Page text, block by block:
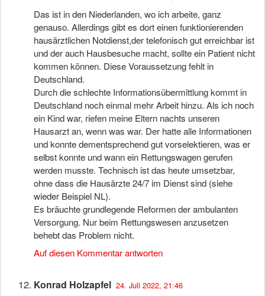
Das ist in den Niederlanden, wo ich arbeite, ganz
genauso. Allerdings gibt es dort einen funktionierenden
hausärztlichen Notdienst,der telefonisch gut erreichbar ist
und der auch Hausbesuche macht, sollte ein Patient nicht
kommen können. Diese Voraussetzung fehlt in
Deutschland.
Durch die schlechte Informationsübermittlung kommt in
Deutschland noch einmal mehr Arbeit hinzu. Als ich noch
ein Kind war, riefen meine Eltern nachts unseren
Hausarzt an, wenn was war. Der hatte alle Informationen
und konnte dementsprechend gut vorselektieren, was er
selbst konnte und wann ein Rettungswagen gerufen
werden musste. Technisch ist das heute umsetzbar,
ohne dass die Hausärzte 24/7 im Dienst sind (siehe
wieder Beispiel NL).
Es bräuchte grundlegende Reformen der ambulanten
Versorgung. Nur beim Rettungswesen anzusetzen
behebt das Problem nicht.
Auf diesen Kommentar antworten
Konrad Holzapfel 24. Juli 2022, 21:46